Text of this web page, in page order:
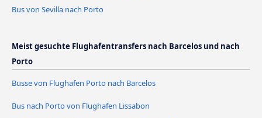
Bus von Sevilla nach Porto
Meist gesuchte Flughafentransfers nach Barcelos und nach
Porto
Busse von Flughafen Porto nach Barcelos
Bus nach Porto von Flughafen Lissabon